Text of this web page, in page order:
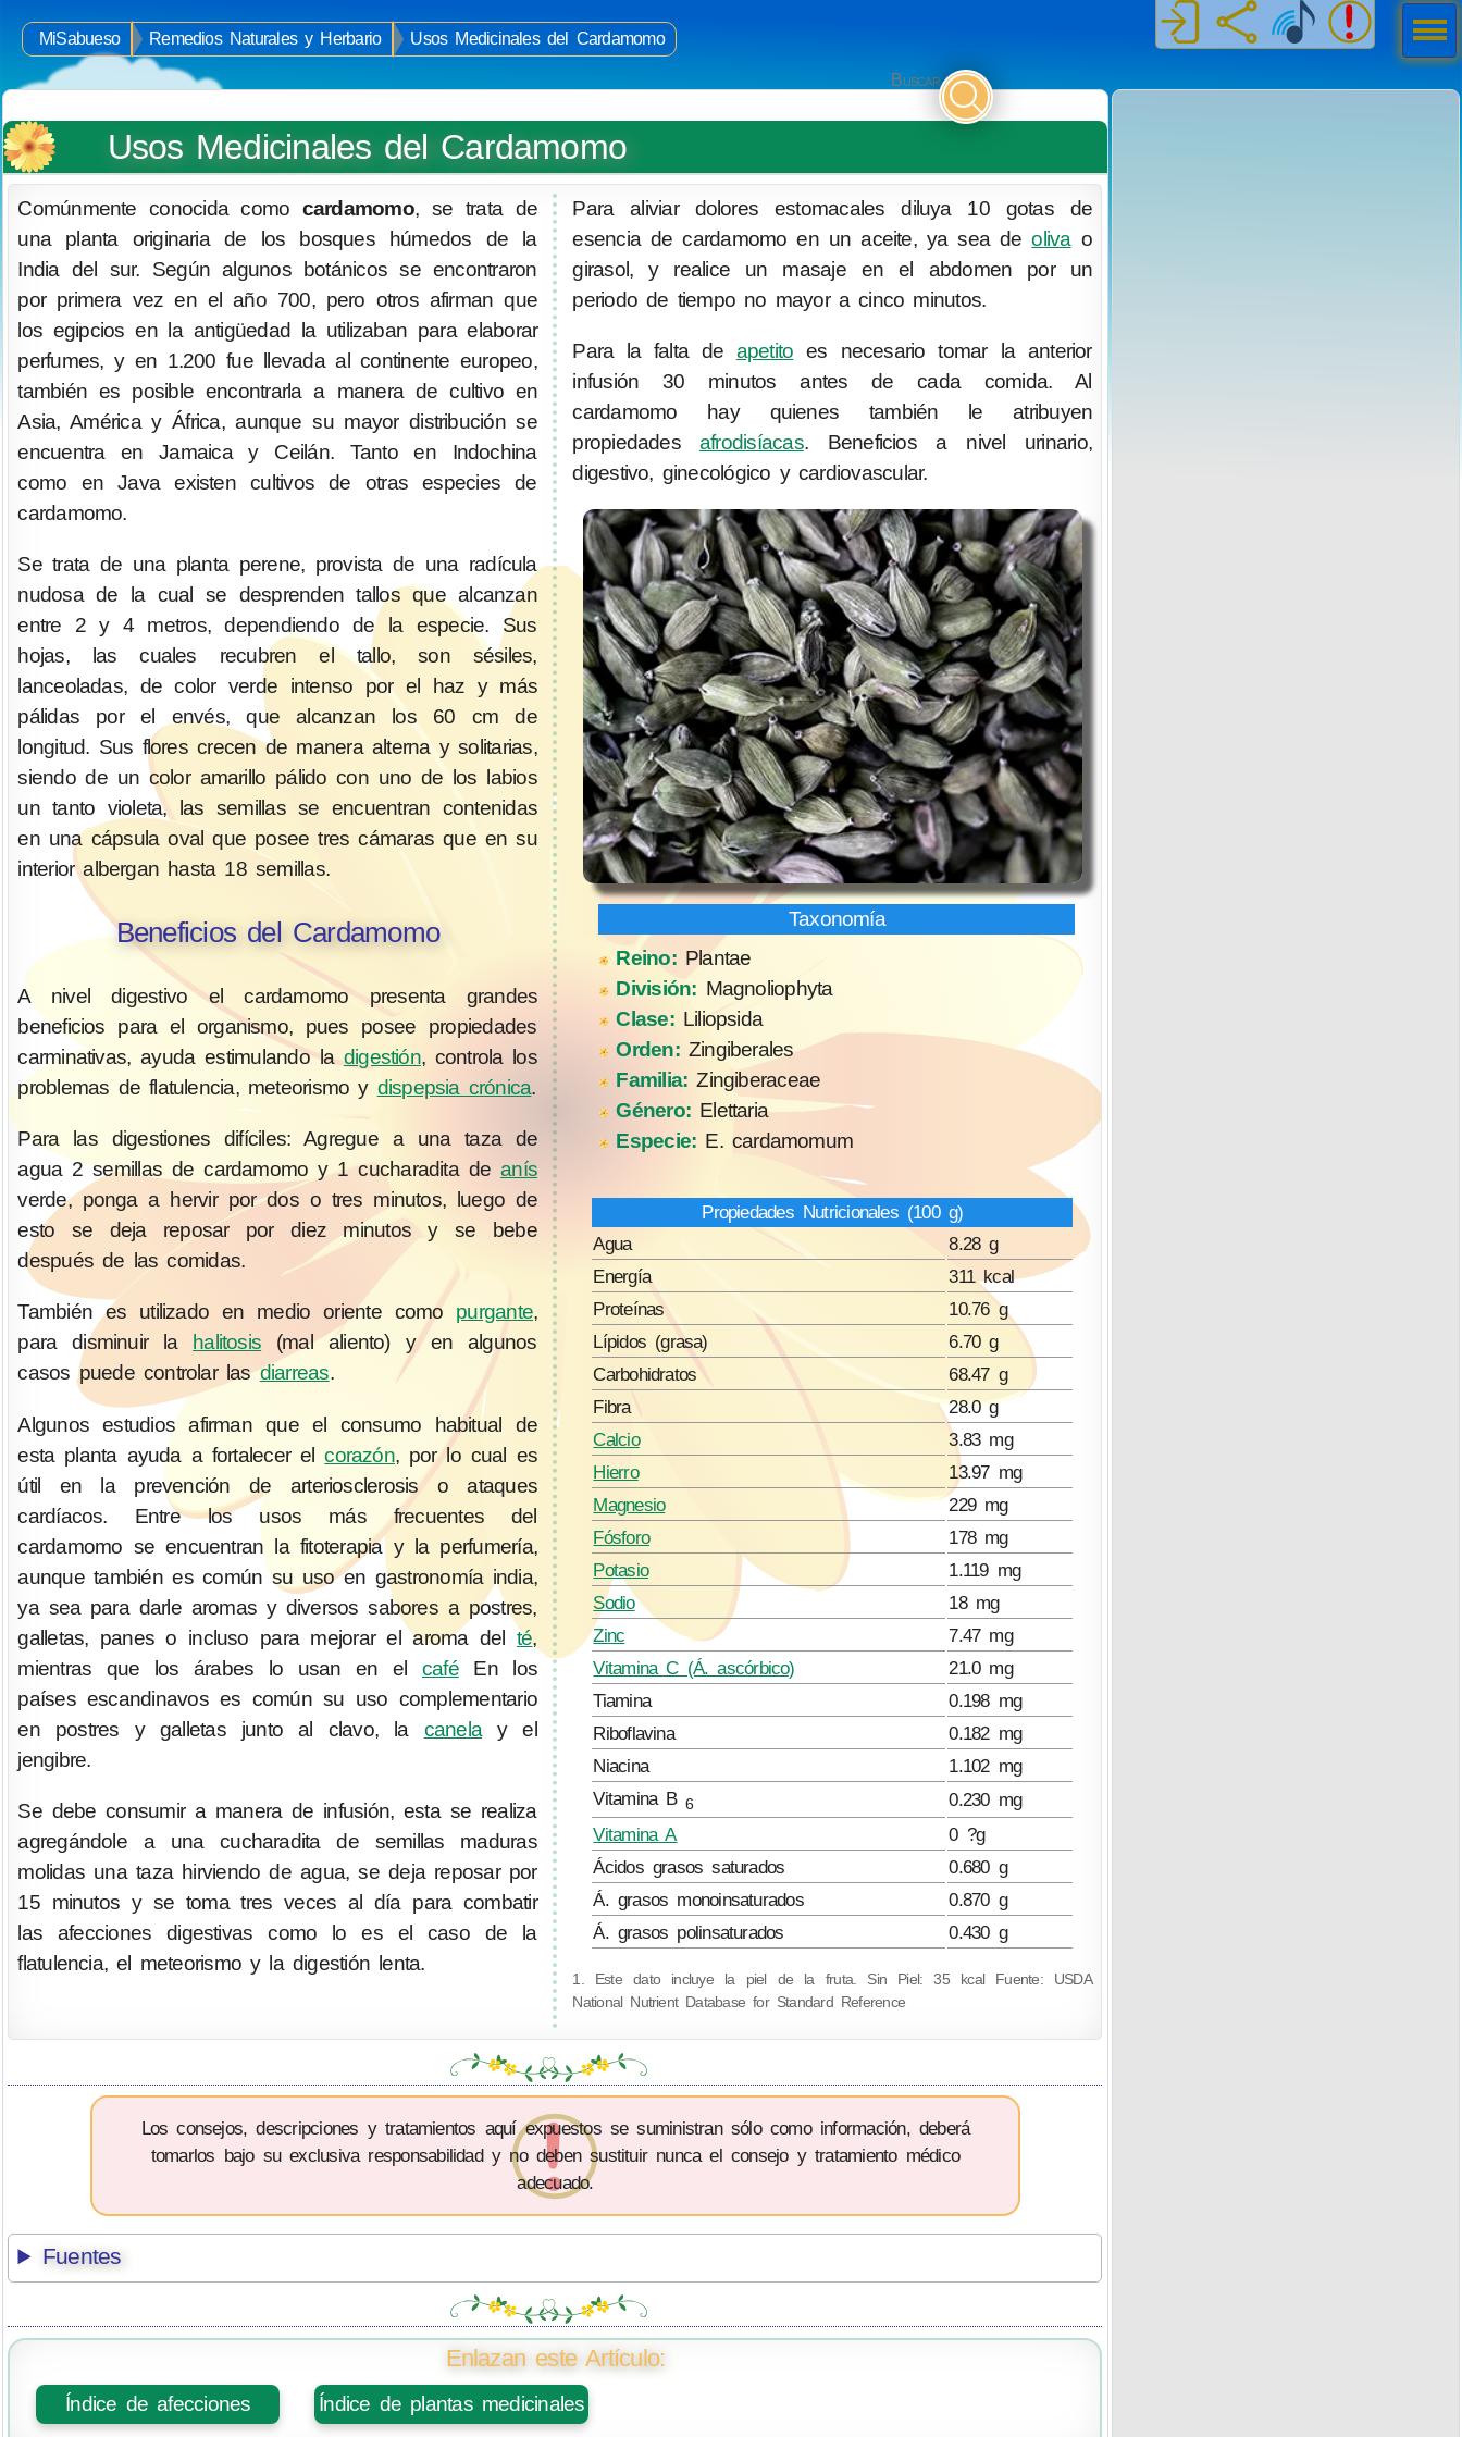
MiSabueso Remedios Naturales y Herbario Usos Medicinales del Cardamomo
Usos Medicinales del Cardamomo
Buscar
Comúnmente conocida como cardamomo, se trata de
una planta originaria de los bosques húmedos de la
India del sur. Según algunos botánicos se encontraron
por primera vez en el año 700, pero otros afirman que
los egipcios en la antigüedad la utilizaban para elaborar
perfumes, y en 1.200 fue llevada al continente europeo,
también es posible encontrarla a manera de cultivo en
Asia, América y África, aunque su mayor distribución se
encuentra en Jamaica y Ceilán. Tanto en Indochina
como en Java existen cultivos de otras especies de
cardamomo.
Se trata de una planta perene, provista de una radícula
nudosa de la cual se desprenden tallos que alcanzan
entre 2 y 4 metros, dependiendo de la especie. Sus
hojas, las cuales recubren el tallo, son sésiles,
lanceoladas, de color verde intenso por el haz y más
pálidas por el envés, que alcanzan los 60 cm de
longitud. Sus flores crecen de manera alterna y solitarias,
siendo de un color amarillo pálido con uno de los labios
un tanto violeta, las semillas se encuentran contenidas
en una cápsula oval que posee tres cámaras que en su
interior albergan hasta 18 semillas.
Beneficios del Cardamomo
A nivel digestivo el cardamomo presenta grandes
beneficios para el organismo, pues posee propiedades
carminativas, ayuda estimulando la digestión, controla los
problemas de flatulencia, meteorismo y dispepsia crónica.
Para las digestiones difíciles: Agregue a una taza de
agua 2 semillas de cardamomo y 1 cucharadita deanís
verde, ponga a hervir por dos o tres minutos, luego de
esto se deja reposar por diez minutos y se bebe
después de las comidas.
También es utilizado en medio oriente como purgante,
para disminuir la
halitosis
(mal aliento) y en algunos
casos puede controlar lasdiarreas.
Algunos estudios afirman que el consumo habitual de
esta planta ayuda a fortalecer elcorazón, por lo cual es
útil en la prevención de arteriosclerosis o ataques
cardíacos. Entre los usos más frecuentes del
cardamomo se encuentran la fitoterapia y la perfumería,
aunque también es común su uso en gastronomía india,
ya sea para darle aromas y diversos sabores a postres,
galletas, panes o incluso para mejorar el aroma del té,
mientras que los árabes lo usan en el café
En los
países escandinavos es común su uso complementario
en postres y galletas junto al clavo, la canela
y el
jengibre.
Se debe consumir a manera de infusión, esta se realiza
agregándole a una cucharadita de semillas maduras
molidas una taza hirviendo de agua, se deja reposar por
15 minutos y se toma tres veces al día para combatir
las afecciones digestivas como lo es el caso de la
flatulencia, el meteorismo y la digestión lenta.
Para aliviar dolores estomacales diluya 10 gotas de
esencia de cardamomo en un aceite, ya sea deoliva o
girasol, y realice un masaje en el abdomen por un
periodo de tiempo no mayor a cinco minutos.
Para la falta de apetito es necesario tomar la anterior
infusión 30 minutos antes de cada comida. Al
cardamomo hay quienes también le atribuyen
propiedadesafrodisíacas. Beneficios a nivel urinario,
digestivo, ginecológico y cardiovascular.
Reino: Plantae
División: Magnoliophyta
Clase: Liliopsida
Orden: Zingiberales
Familia: Zingiberaceae
Género: Elettaria
Especie: E. cardamomum
Propiedades Nutricionales (100 g)
Agua
8.28 g
Energía
311 kcal
Proteínas
10.76 g
Lípidos (grasa)
6.70 g
Carbohidratos
68.47 g
Fibra
28.0 g
Calcio
3.83 mg
Hierro
13.97 mg
Magnesio
229 mg
Fósforo
178 mg
Potasio
1.119 mg
Sodio
18 mg
Zinc
7.47 mg
Vitamina C (Á. ascórbico)
21.0 mg
Tiamina
0.198 mg
Riboflavina
0.182 mg
Niacina
1.102 mg
Vitamina B 6
0.230 mg
Vitamina A
0 ?g
Ácidos grasos saturados
0.680 g
Á. grasos monoinsaturados
0.870 g
Á. grasos polinsaturados
0.430 g
1. Este dato incluye la piel de la fruta. Sin Piel: 35 kcal Fuente: USDA
National Nutrient Database for Standard Reference
Los consejos, descripciones y tratamientos aquí expuestos se suministran sólo como información, deberá
tomarlos bajo su exclusiva responsabilidad y no deben sustituir nunca el consejo y tratamiento médico
adecuado.
Fuentes
Enlazan este Artículo:
Índice de afecciones Índice de plantas medicinales
Men
ú